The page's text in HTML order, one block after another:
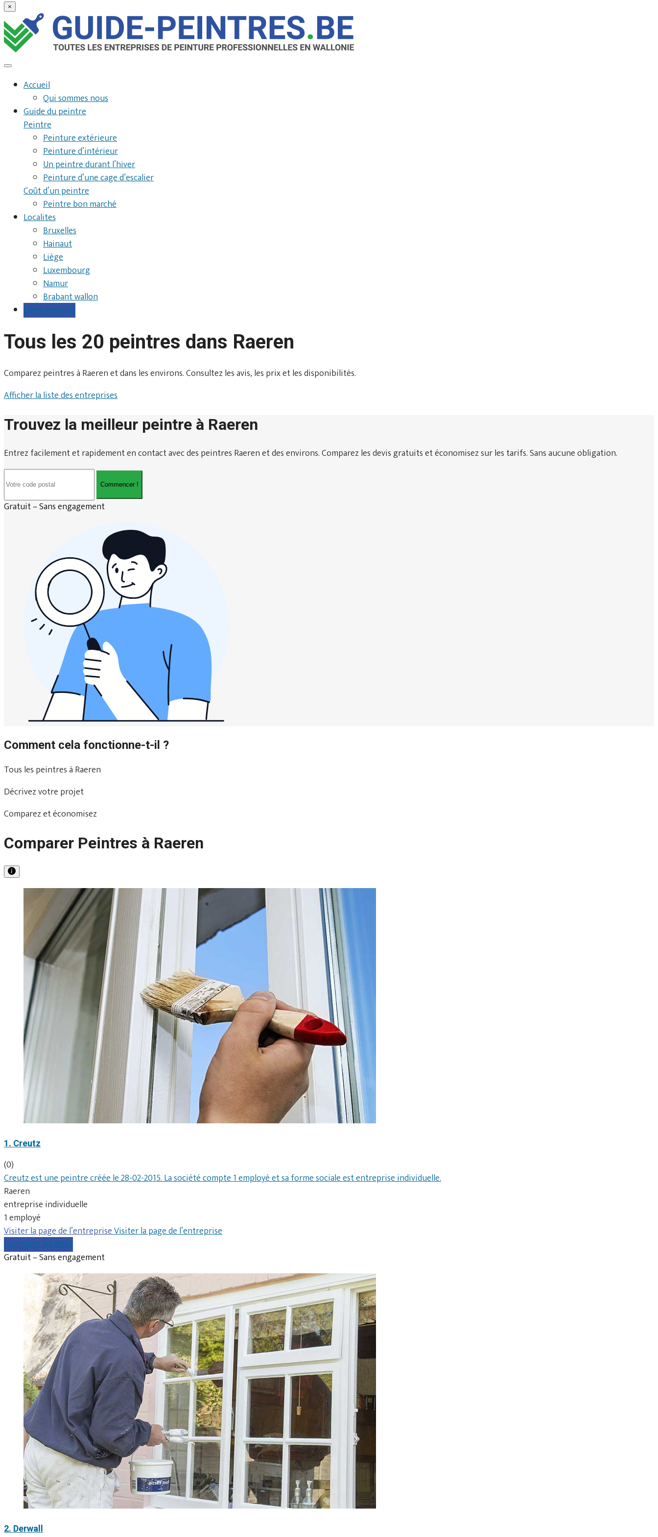
×
Accueil
Qui sommes nous
Guide du peintre
Peintre
Peinture extérieure
Peinture d’intérieur
Un peintre durant l’hiver
Peinture d’une cage d’escalier
Coût d’un peintre
Peintre bon marché
Localites
Bruxelles
Hainaut
Liège
Luxembourg
Namur
Brabant wallon
Devis gratuits
Tous les 20 peintres dans Raeren
Comparez peintres à Raeren et dans les environs. Consultez les avis, les prix et les disponibilités.
Afficher la liste des entreprises
Trouvez la meilleur peintre à Raeren
Entrez facilement et rapidement en contact avec des peintres Raeren et des environs. Comparez les devis gratuits et économisez sur les tarifs. Sans aucune obligation.
Commencer !
Gratuit – Sans engagement
Comment cela fonctionne-t-il ?
Tous les peintres à Raeren
Décrivez votre projet
Comparez et économisez
Comparer Peintres à Raeren
1. Creutz
(0)
Creutz est une peintre créée le 28-02-2015. La société compte 1 employé et sa forme sociale est entreprise individuelle.
Raeren
entreprise individuelle
1 employé
Visiter la page de l’entrepriseVisiter la page de l’entreprise
Comparer les devis
Gratuit – Sans engagement
2. Derwall